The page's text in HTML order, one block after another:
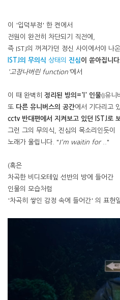
이 '입덕부정' 한 켠에서
전원이 완전히 차단되기 직전에,
즉 ISTJ의 꺼져가던 정신 사이에서야 나온
ISTJ의 무의식 상태의 진심이 쏟아집니다.
'고장나버린 function'에서
이 때 완벽히 정리된 방의='I' 인물(I유니
또 다른 유니버스의 공간에서 기다리고
cctv 반대편에서 지켜보고 있던 ISTJ로
그런 그의 무의식, 진심의 목소리인듯이
노래가 울립니다. "I'm waitin for.."
(혹은
차곡한 비디오테잎 선반의 방에 들어간
인물의 모습처럼
'차곡히 쌓인 감정 속에 들어간' 의 표현